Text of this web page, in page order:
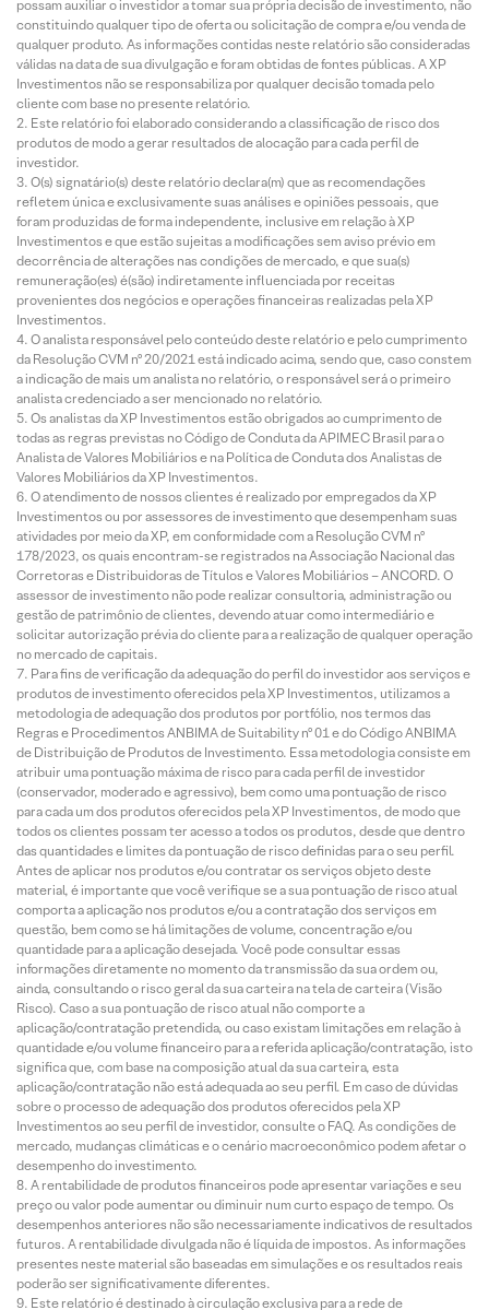
possam auxiliar o investidor a tomar sua própria decisão de investimento, não
constituindo qualquer tipo de oferta ou solicitação de compra e/ou venda de
qualquer produto. As informações contidas neste relatório são consideradas
válidas na data de sua divulgação e foram obtidas de fontes públicas. A XP
Investimentos não se responsabiliza por qualquer decisão tomada pelo
cliente com base no presente relatório.
Este relatório foi elaborado considerando a classificação de risco dos
produtos de modo a gerar resultados de alocação para cada perfil de
investidor.
O(s) signatário(s) deste relatório declara(m) que as recomendações
refletem única e exclusivamente suas análises e opiniões pessoais, que
foram produzidas de forma independente, inclusive em relação à XP
Investimentos e que estão sujeitas a modificações sem aviso prévio em
decorrência de alterações nas condições de mercado, e que sua(s)
remuneração(es) é(são) indiretamente influenciada por receitas
provenientes dos negócios e operações financeiras realizadas pela XP
Investimentos.
O analista responsável pelo conteúdo deste relatório e pelo cumprimento
da Resolução CVM nº 20/2021 está indicado acima, sendo que, caso constem
a indicação de mais um analista no relatório, o responsável será o primeiro
analista credenciado a ser mencionado no relatório.
Os analistas da XP Investimentos estão obrigados ao cumprimento de
todas as regras previstas no Código de Conduta da APIMEC Brasil para o
Analista de Valores Mobiliários e na Política de Conduta dos Analistas de
Valores Mobiliários da XP Investimentos.
O atendimento de nossos clientes é realizado por empregados da XP
Investimentos ou por assessores de investimento que desempenham suas
atividades por meio da XP, em conformidade com a Resolução CVM nº
178/2023, os quais encontram-se registrados na Associação Nacional das
Corretoras e Distribuidoras de Títulos e Valores Mobiliários – ANCORD. O
assessor de investimento não pode realizar consultoria, administração ou
gestão de patrimônio de clientes, devendo atuar como intermediário e
solicitar autorização prévia do cliente para a realização de qualquer operação
no mercado de capitais.
Para fins de verificação da adequação do perfil do investidor aos serviços e
produtos de investimento oferecidos pela XP Investimentos, utilizamos a
metodologia de adequação dos produtos por portfólio, nos termos das
Regras e Procedimentos ANBIMA de Suitability nº 01 e do Código ANBIMA
de Distribuição de Produtos de Investimento. Essa metodologia consiste em
atribuir uma pontuação máxima de risco para cada perfil de investidor
(conservador, moderado e agressivo), bem como uma pontuação de risco
para cada um dos produtos oferecidos pela XP Investimentos, de modo que
todos os clientes possam ter acesso a todos os produtos, desde que dentro
das quantidades e limites da pontuação de risco definidas para o seu perfil.
Antes de aplicar nos produtos e/ou contratar os serviços objeto deste
material, é importante que você verifique se a sua pontuação de risco atual
comporta a aplicação nos produtos e/ou a contratação dos serviços em
questão, bem como se há limitações de volume, concentração e/ou
quantidade para a aplicação desejada. Você pode consultar essas
informações diretamente no momento da transmissão da sua ordem ou,
ainda, consultando o risco geral da sua carteira na tela de carteira (Visão
Risco). Caso a sua pontuação de risco atual não comporte a
aplicação/contratação pretendida, ou caso existam limitações em relação à
quantidade e/ou volume financeiro para a referida aplicação/contratação, isto
significa que, com base na composição atual da sua carteira, esta
aplicação/contratação não está adequada ao seu perfil. Em caso de dúvidas
sobre o processo de adequação dos produtos oferecidos pela XP
Investimentos ao seu perfil de investidor, consulte o FAQ. As condições de
mercado, mudanças climáticas e o cenário macroeconômico podem afetar o
desempenho do investimento.
A rentabilidade de produtos financeiros pode apresentar variações e seu
preço ou valor pode aumentar ou diminuir num curto espaço de tempo. Os
desempenhos anteriores não são necessariamente indicativos de resultados
futuros. A rentabilidade divulgada não é líquida de impostos. As informações
presentes neste material são baseadas em simulações e os resultados reais
poderão ser significativamente diferentes.
Este relatório é destinado à circulação exclusiva para a rede de